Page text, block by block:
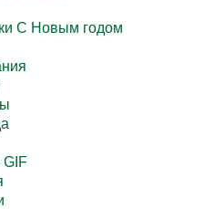
С Новым годом
GIF